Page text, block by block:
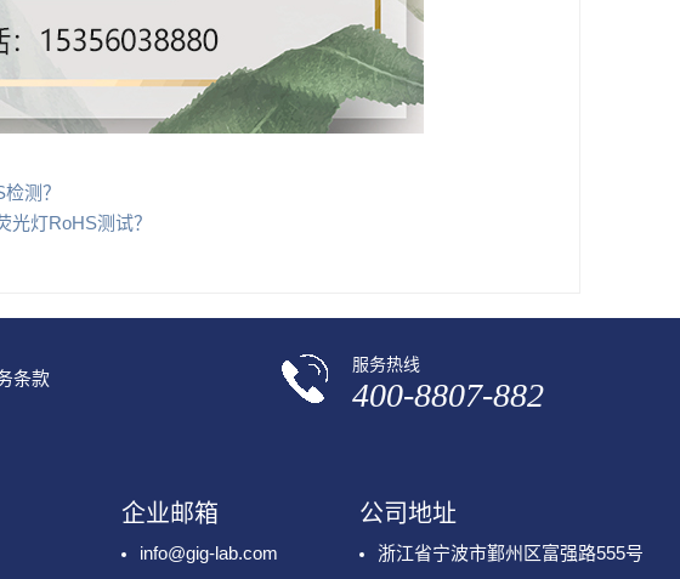
测？
灯RoHS测试？
条款
服务热线
400-8807-882
企业邮箱
info@gig-lab.com
公司地址
浙江省宁波市鄞州区富强路555号